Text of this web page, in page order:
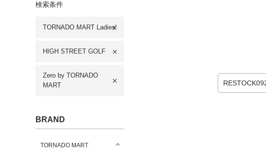
検索条件
TORNADO MART Ladies'
HIGH STREET GOLF
Zero by TORNADO
MART
BRAND
TORNADO MART